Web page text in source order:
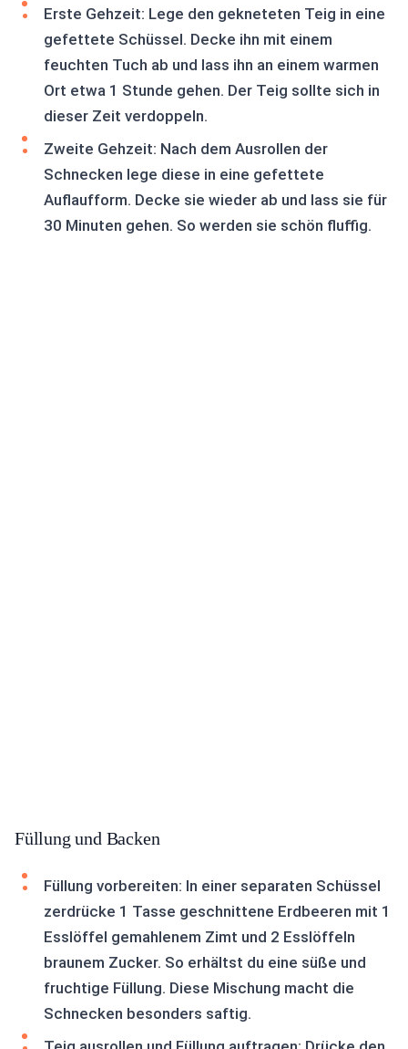
Erste Gehzeit: Lege den gekneteten Teig in eine
gefettete Schüssel. Decke ihn mit einem
feuchten Tuch ab und lass ihn an einem warmen
Ort etwa 1 Stunde gehen. Der Teig sollte sich in
dieser Zeit verdoppeln.
Zweite Gehzeit: Nach dem Ausrollen der
Schnecken lege diese in eine gefettete
Auflaufform. Decke sie wieder ab und lass sie für
30 Minuten gehen. So werden sie schön fluffig.
Füllung und Backen
Füllung vorbereiten: In einer separaten Schüssel
zerdrücke 1 Tasse geschnittene Erdbeeren mit 1
Esslöffel gemahlenem Zimt und 2 Esslöffeln
braunem Zucker. So erhältst du eine süße und
fruchtige Füllung. Diese Mischung macht die
Schnecken besonders saftig.